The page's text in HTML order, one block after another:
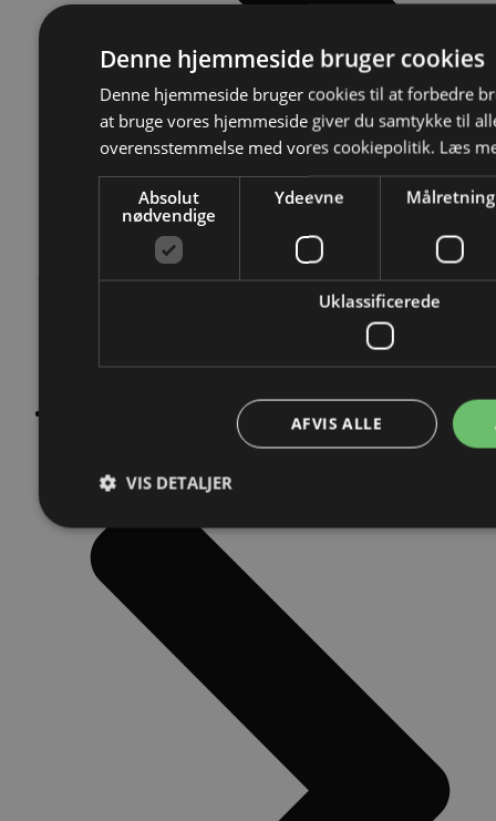
risiko for indirekte kontakt via dryp eller stænk.
Denne hjemmeside bruger cookies
Denne hjemmeside bruger cookies til at forbedre
at bruge vores hjemmeside giver du samtykke til
overensstemmelse med vores cookiepolitik. Læs
Absolut
nødvendige
Ydeevne Målretning
Uklassificerede
AFVIS ALLE
VIS DETALJER